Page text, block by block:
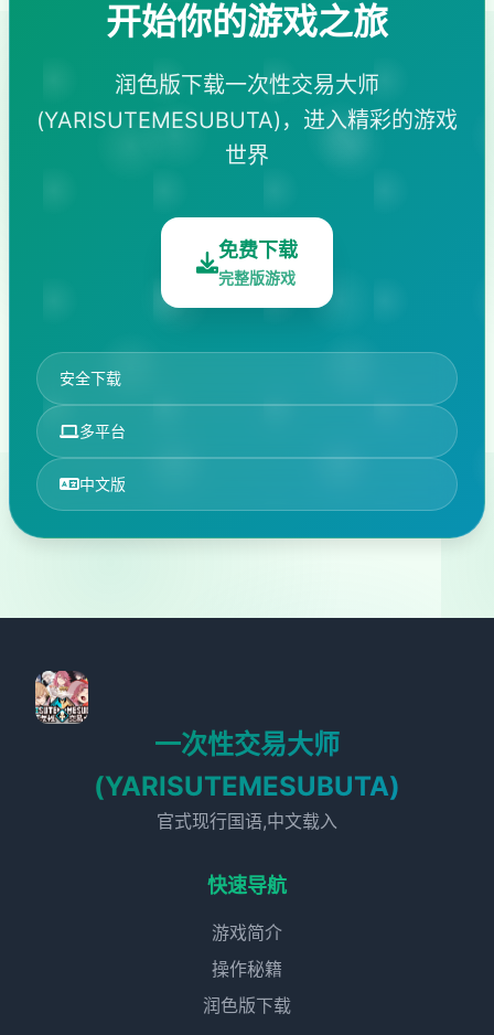
开始你的游戏之旅
润色版下载一次性交易大师
(YARISUTEMESUBUTA)，进入精彩的游戏
世界
免费下载
完整版游戏
安全下载
多平台
中文版
一次性交易大师
(YARISUTEMESUBUTA)
官式现行国语,中文载入
快速导航
游戏简介
操作秘籍
润色版下载